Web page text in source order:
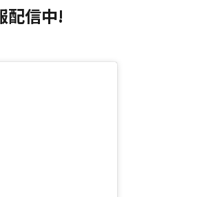
配信中!